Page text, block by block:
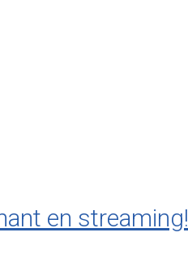
en streaming!